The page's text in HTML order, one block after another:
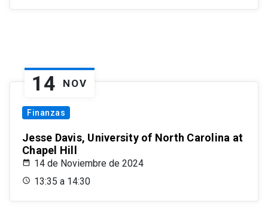
14 NOV
Finanzas
Jesse Davis, University of North Carolina at
Chapel Hill
14 de Noviembre de 2024
13:35 a 14:30